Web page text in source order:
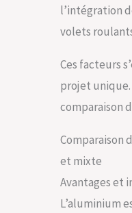
l’intégration
volets
Ces facteurs
projet
comparaison
Comparaison
et mixte
Avantages et
L’aluminium